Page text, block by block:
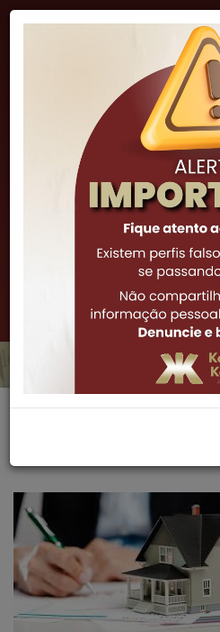
"A lei é inteligência, e sua
procedimento correto e proibir a
7 pontos